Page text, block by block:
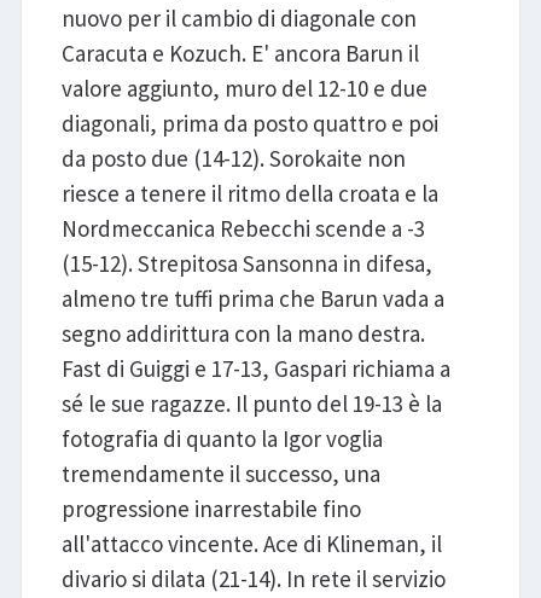
nuovo per il cambio di diagonale con
Caracuta e Kozuch. E' ancora Barun il
valore aggiunto, muro del 12-10 e due
diagonali, prima da posto quattro e poi
da posto due (14-12). Sorokaite non
riesce a tenere il ritmo della croata e la
Nordmeccanica Rebecchi scende a -3
(15-12). Strepitosa Sansonna in difesa,
almeno tre tuffi prima che Barun vada a
segno addirittura con la mano destra.
Fast di Guiggi e 17-13, Gaspari richiama a
sé le sue ragazze. Il punto del 19-13 è la
fotografia di quanto la Igor voglia
tremendamente il successo, una
progressione inarrestabile fino
all'attacco vincente. Ace di Klineman, il
divario si dilata (21-14). In rete il servizio